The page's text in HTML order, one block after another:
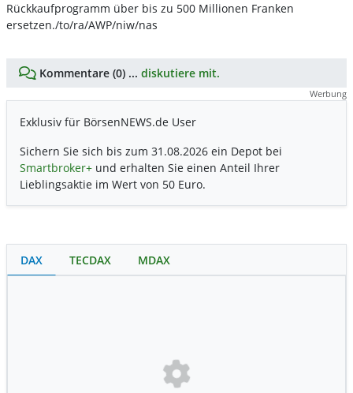
Rückkaufprogramm über bis zu 500 Millionen Franken
ersetzen./to/ra/AWP/niw/nas
Kommentare (0) ... diskutiere mit.
Werbung
Exklusiv für BörsenNEWS.de User
Sichern Sie sich bis zum 31.08.2026 ein Depot bei
Smartbroker+ und erhalten Sie einen Anteil Ihrer
Lieblingsaktie im Wert von 50 Euro.
DAX TECDAX MDAX